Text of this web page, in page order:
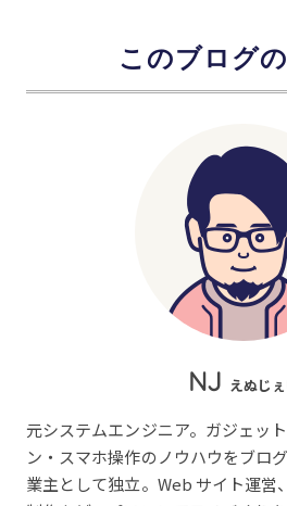
このブログ
NJ えぬじ
元システムエンジニア。ガジェッ
ン・スマホ操作のノウハウをブロ
業主として独立。Web サイト運営